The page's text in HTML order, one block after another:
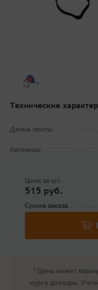
Технические
Длина ленты
Материал
Цена за шт.
515 руб.
Сумма заказа
* Цена может
курса доллара.